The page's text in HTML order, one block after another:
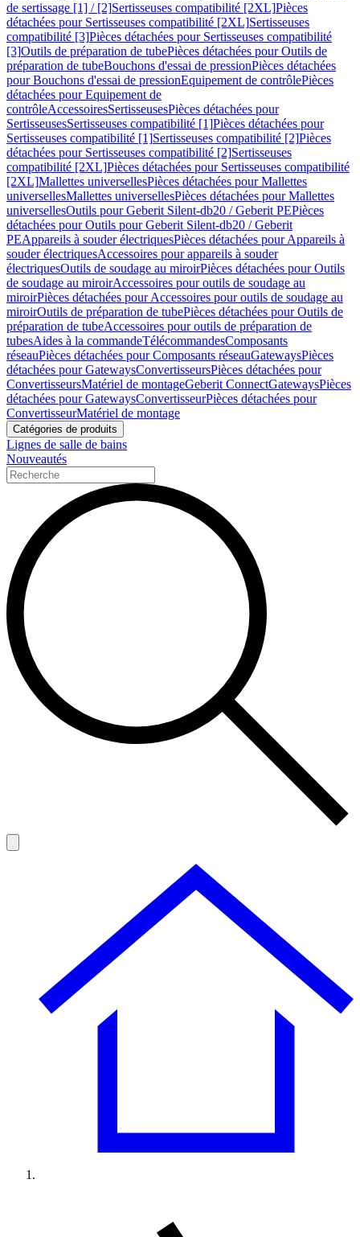
de sertissage [1] / [2]Sertisseuses compatibilité [2XL]Pièces
détachées pour Sertisseuses compatibilité [2XL]Sertisseuses
compatibilité [3]Pièces détachées pour Sertisseuses compatibilité
[3]Outils de préparation de tubePièces détachées pour Outils de
préparation de tubeBouchons d'essai de pressionPièces détachées
pour Bouchons d'essai de pressionEquipement de contrôlePièces
détachées pour Equipement de
contrôleAccessoiresSertisseusesPièces détachées pour
SertisseusesSertisseuses compatibilité [1]Pièces détachées pour
Sertisseuses compatibilité [1]Sertisseuses compatibilité [2]Pièces
détachées pour Sertisseuses compatibilité [2]Sertisseuses
compatibilité [2XL]Pièces détachées pour Sertisseuses compatibilité
[2XL]Mallettes universellesPièces détachées pour Mallettes
universellesMallettes universellesPièces détachées pour Mallettes
universellesOutils pour Geberit Silent-db20 / Geberit PEPièces
détachées pour Outils pour Geberit Silent-db20 / Geberit
PEAppareils à souder électriquesPièces détachées pour Appareils à
souder électriquesAccessoires pour appareils à souder
électriquesOutils de soudage au miroirPièces détachées pour Outils
de soudage au miroirAccessoires pour outils de soudage au
miroirPièces détachées pour Accessoires pour outils de soudage au
miroirOutils de préparation de tubePièces détachées pour Outils de
préparation de tubeAccessoires pour outils de préparation de
tubesAides à la commandeTélécommandesComposants
réseauPièces détachées pour Composants réseauGatewaysPièces
détachées pour GatewaysConvertisseursPièces détachées pour
ConvertisseursMatériel de montageGeberit ConnectGatewaysPièces
détachées pour GatewaysConvertisseurPièces détachées pour
ConvertisseurMatériel de montage
Catégories de produits
Lignes de salle de bains
Nouveautés